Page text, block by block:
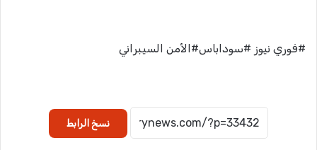
#فوري نيوز #سوداباس#الأمن السيبراني
نسخ الرابط